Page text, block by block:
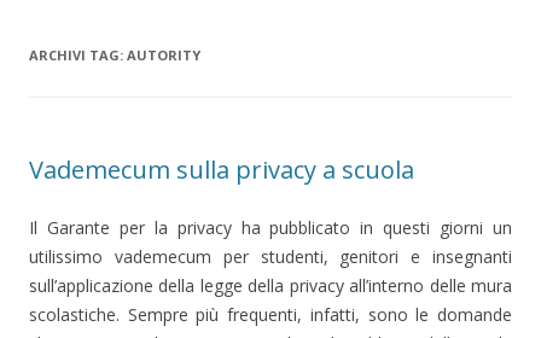
ARCHIVI TAG: AUTORITY
Vademecum sulla privacy a scuola
Il Garante per la privacy ha pubblicato in questi giorni un
utilissimo vademecum per studenti, genitori e insegnanti
sull’applicazione della legge della privacy all’interno delle mura
scolastiche. Sempre più frequenti, infatti, sono le domande